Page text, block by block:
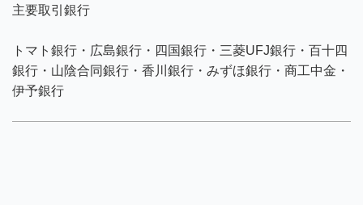
主要取引銀行
トマト銀行・広島銀行・四国銀行・三菱UFJ銀行・百十四
銀行・山陰合同銀行・香川銀行・みずほ銀行・商工中金・
伊予銀行